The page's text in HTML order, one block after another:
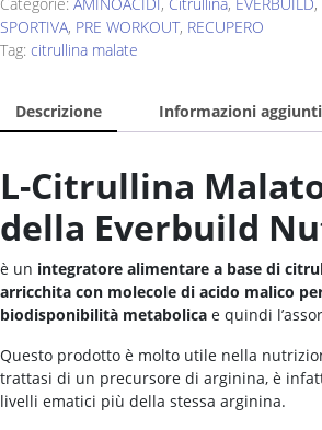
Categorie: AMINOACIDI, Citrullina, EVERBUILD,
SPORTIVA, PRE WORKOUT, RECUPERO
Tag: citrullina malate
Descrizione Informazioni
L-Citrullina
della Everbuild
è un integratore alimentare a base di
arricchita con molecole di acido malico
biodisponibilità metabolica e quindi
Questo prodotto è molto utile nella
trattasi di un precursore di arginina, è
livelli ematici più della stessa arginina.